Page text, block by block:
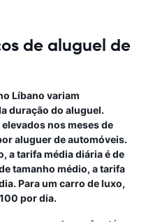
de aluguel de
Líbano variam
duração do aluguel.
nos meses de
aluguer de automóveis.
a tarifa média diária é de
tamanho médio, a tarifa
Para um carro de luxo,
por dia.